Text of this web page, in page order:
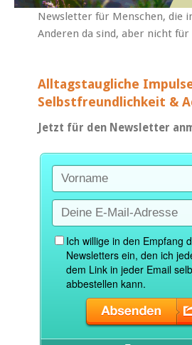
Newsletter für Menschen, die
Anderen da sind, aber nicht für
Alltagstaugliche
Selbstfreundlichkeit &
Jetzt für den Newsletter